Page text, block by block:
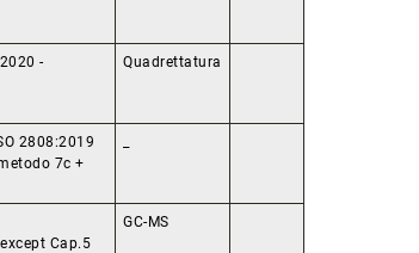
-
Quadrettatura
2808:2019
7c +
Cap.5
GC-MS